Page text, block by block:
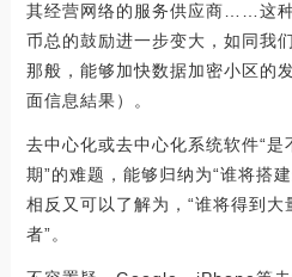
其经营网络的服务供应商……这
币总的鼓励进一步变大，如同我
那般，能够加快数据加密小区的
面信息結果）。
去中心化或去中心化系统软件“
期”的难题，能够归纳为“谁将搭
相反又可以了解为，“谁将得到
者”。